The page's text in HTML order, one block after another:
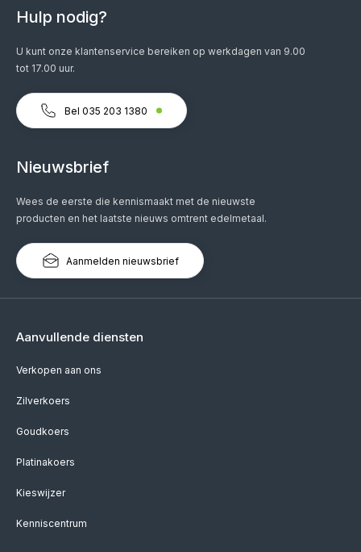
Hulp nodig?
U kunt onze klantenservice bereiken op werkdagen van 9.00
tot 17.00 uur.
Bel 035 203 1380
Nieuwsbrief
Wees de eerste die kennismaakt met de nieuwste
producten en het laatste nieuws omtrent edelmetaal.
Aanmelden nieuwsbrief
Aanvullende diensten
Verkopen aan ons
Zilverkoers
Goudkoers
Platinakoers
Kieswijzer
Kenniscentrum